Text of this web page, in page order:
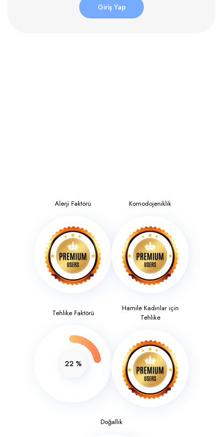
Giriş Yap
Alerji Faktörü Komodojeniklik
Tehlike Faktörü
22 %
Hamile Kadınlar için
Tehlike
Doğallık